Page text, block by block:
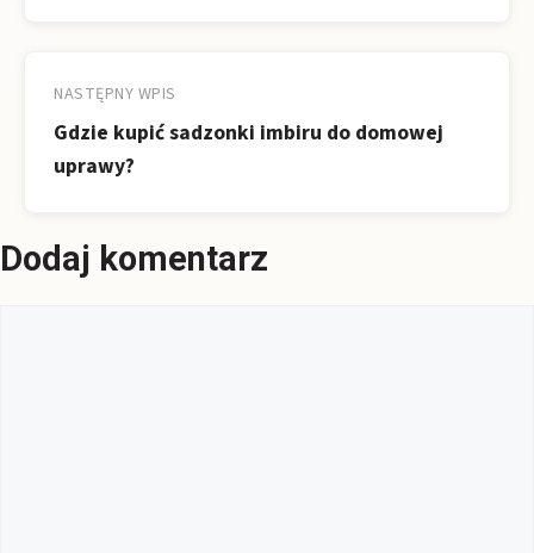
NASTĘPNY WPIS
Gdzie kupić sadzonki imbiru do domowej
uprawy?
Dodaj komentarz